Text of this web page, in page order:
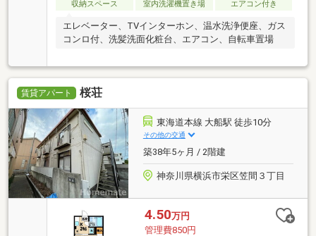
収納スペース
室内洗濯機置き場 エアコン付き
エレベーター、TVインターホン、温水洗浄便座、ガス
コンロ付、洗髪洗面化粧台、エアコン、自転車置場
賃貸アパート 桜荘
東海道本線 大船駅 徒歩10分
その他の交通
築38年5ヶ月 / 2階建
神奈川県横浜市栄区笠間３丁目
4.50万円
管理費850円